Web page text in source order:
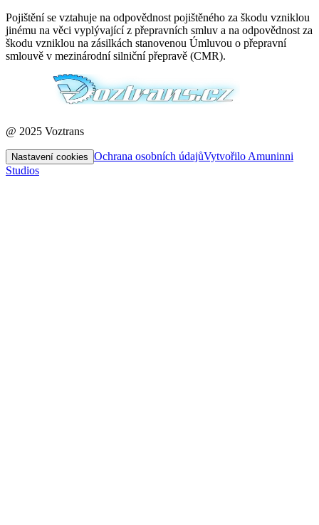
Pojištění se vztahuje na odpovědnost pojištěného za škodu vzniklou
jinému na věci vyplývající z přepravních smluv a na odpovědnost za
škodu vzniklou na zásilkách stanovenou Úmluvou o přepravní
smlouvě v mezinárodní silniční přepravě (CMR).
@ 2025 Voztrans
Nastavení cookies Ochrana osobních údajůVytvořilo Amuninni
Studios